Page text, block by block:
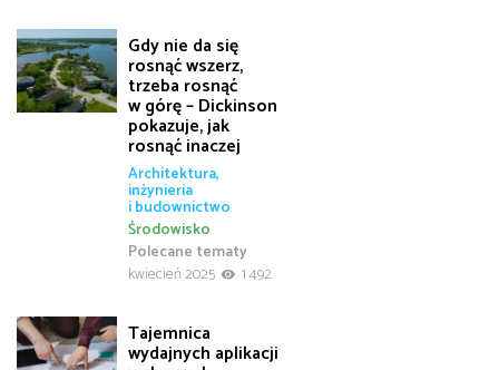
Gdy nie da się
rosnąć wszerz,
trzeba rosnąć
w górę – Dickinson
pokazuje, jak
rosnąć inaczej
Architektura,
inżynieria
i budownictwo
Polecane tematy
Środowisko
kwiecień 2025
1 492
Tajemnica
wydajnych aplikacji